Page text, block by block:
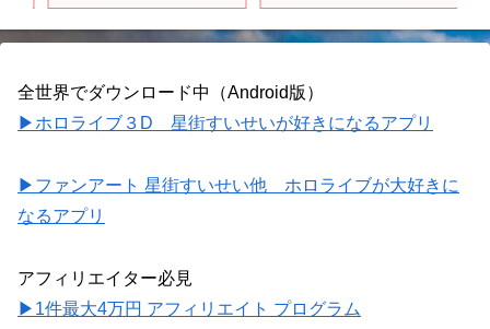
全世界でダウンロード中（Android版）
▶ホロライブ３D 星街すいせいが好きになるアプリ
▶ファンアート 星街すいせい他 ホロライブが大好きに
なるアプリ
アフィリエイター必見
▶1件最大4万円 アフィリエイト プログラム